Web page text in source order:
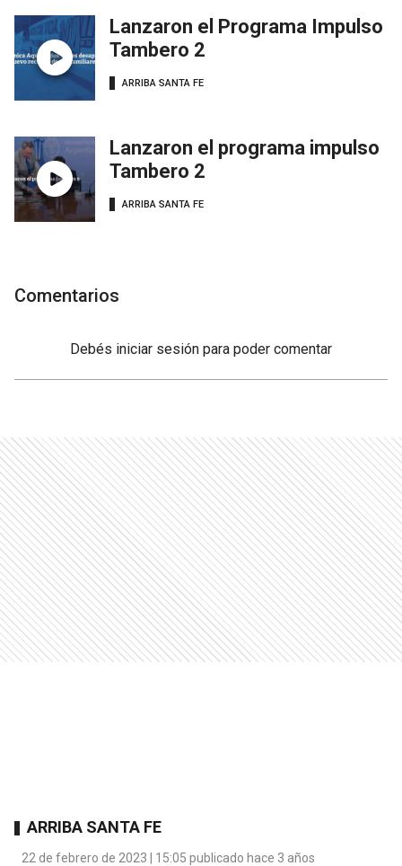
Lanzaron el Programa Impulso
Tambero 2
ARRIBA SANTA FE
Lanzaron el programa impulso
Tambero 2
ARRIBA SANTA FE
Comentarios
Debés iniciar sesión para poder comentar
ARRIBA SANTA FE
22 de febrero de 2023 | 15:05 publicado hace 3 años